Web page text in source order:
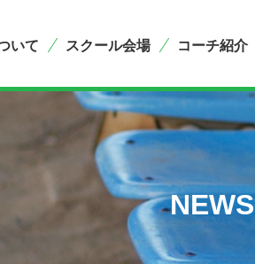
いて スクール会場 コーチ紹介
NEWS